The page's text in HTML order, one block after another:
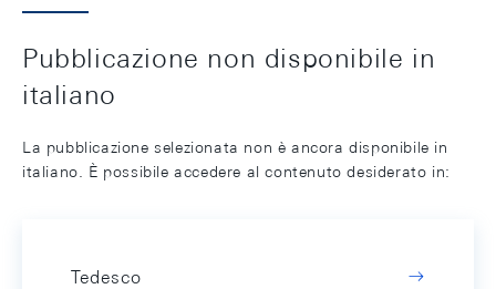
Pubblicazione non disponibile in
italiano
La pubblicazione selezionata non è ancora disponibile in
italiano. È possibile accedere al contenuto desiderato in:
Tedesco